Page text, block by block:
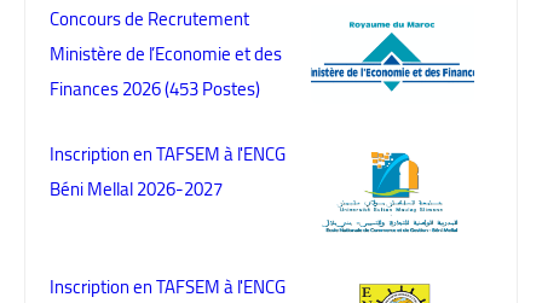
Concours de Recrutement
Ministère de l’Economie et des
Finances 2026 (453 Postes)
Inscription en TAFSEM à l'ENCG
Béni Mellal 2026-2027
Inscription en TAFSEM à l'ENCG